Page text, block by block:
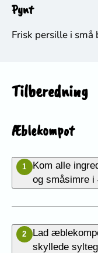
Pynt
Frisk persille i små
Tilberedning
Æblekompot
1
Kom alle
og småsimre i
2
Lad
skyllede